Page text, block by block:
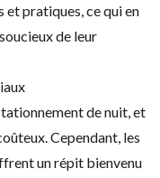
et pratiques, ce qui en
de leur
de nuit, et
Cependant, les
un répit bienvenu